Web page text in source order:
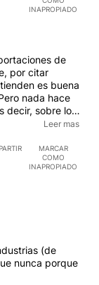
INAPROPIADO
de
por citar
es buena
nada hace
decir, sobre los
industria.
no los
crezca.
Leer mas
MARCAR
COMO
INAPROPIADO
(de
nunca porque